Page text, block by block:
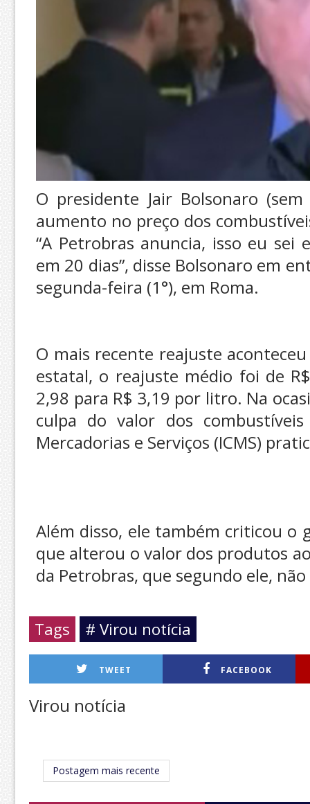
O presidente Jair Bolsonaro
aumento no preço dos
“A Petrobras anuncia, isso eu
em 20 dias”, disse Bolsonaro em
segunda-feira (1°), em Roma.
O mais recente reajuste
estatal, o reajuste médio foi de
2,98 para R$ 3,19 por litro. Na
culpa do valor dos
Mercadorias e Serviços (ICMS)
Além disso, ele também criticou o
que alterou o valor dos produtos
da Petrobras, que segundo ele,
Tags # Virou notícia
TWEET FACEBOOK
Virou notícia
Postagem mais recente